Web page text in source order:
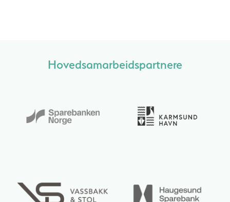
Hovedsamarbeidspartnere